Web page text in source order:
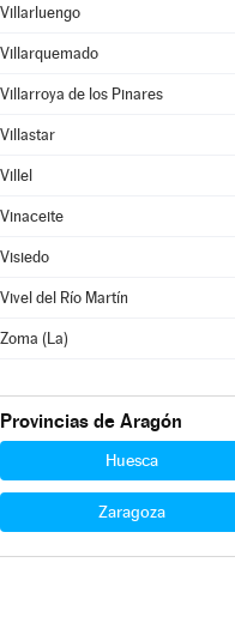
Villarluengo
Villarquemado
Villarroya de los Pinares
Villastar
Villel
Vinaceite
Visiedo
Vivel del Río Martín
Zoma (La)
Provincias de Aragón
Huesca
Zaragoza